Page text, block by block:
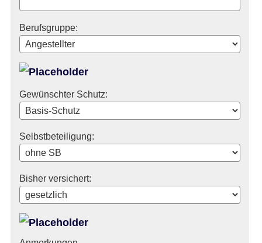
Berufsgruppe:
Gewünschter Schutz:
Selbstbeteiligung:
Bisher versichert: